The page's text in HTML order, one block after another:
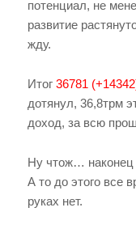
потенциал, не
развитие
жду.
Итог 36781
дотянул, 36,8трм
доход, за всю
Ну чтож… наконец
А то до этого все
руках нет.